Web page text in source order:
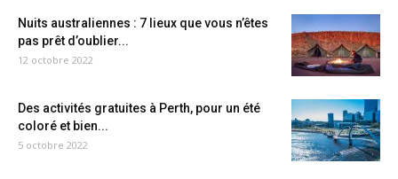
Nuits australiennes : 7 lieux que vous n’êtes
pas prêt d’oublier...
12 octobre 2022
Des activités gratuites à Perth, pour un été
coloré et bien...
5 octobre 2022